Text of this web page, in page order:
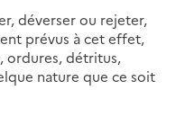
déverser ou rejeter,
prévus à cet effet,
ordures, détritus,
nature que ce soit